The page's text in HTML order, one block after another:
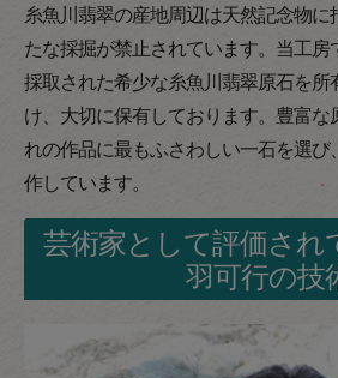
糸魚川翡翠の産地周辺は天然記念物
たな採掘が禁止されています。当工
採取された希少な糸魚川翡翠原石を所
け、大切に保有しております。豊富
れの作品に最もふさわしい一石を選
作しています。
芸術家として評価され
羽可行の技